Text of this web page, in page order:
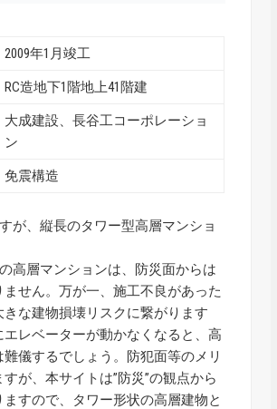
2009年1月竣工
RC造地下1階地上41階建
大成建設、長谷工コーポレーショ
ン
免震構造
が、縦長のタワー型高層マンショ
高層マンションは、防災面からは
ません。万が一、施工不良があった
きな建物損壊リスクに繋がります
エレベーターが動かなくなると、高
儀するでしょう。防犯面等のメリ
が、本サイトは”防災”の観点から
すので、タワー形状の高層建物と